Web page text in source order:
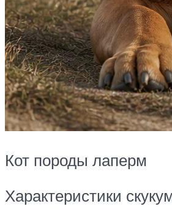
Кот породы лаперм
Характеристики